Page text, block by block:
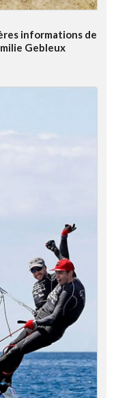
informations de
Gebleux